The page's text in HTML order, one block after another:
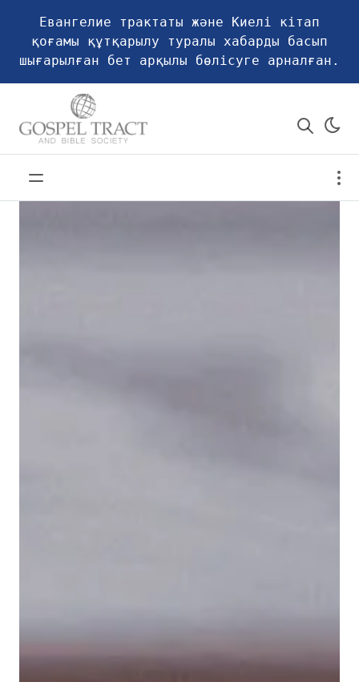
Евангелие трактаты және Киелі кітап
қоғамы құтқарылу туралы хабарды басып
шығарылған бет арқылы бөлісуге арналған.